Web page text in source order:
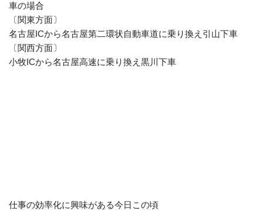
車の場合
〔関東方面〕
名古屋ICから名古屋第二環状自動車道に乗り換え引山下車
〔関西方面〕
小牧ICから名古屋高速に乗り換え黒川下車
仕事の効率化に興味がある今日この頃